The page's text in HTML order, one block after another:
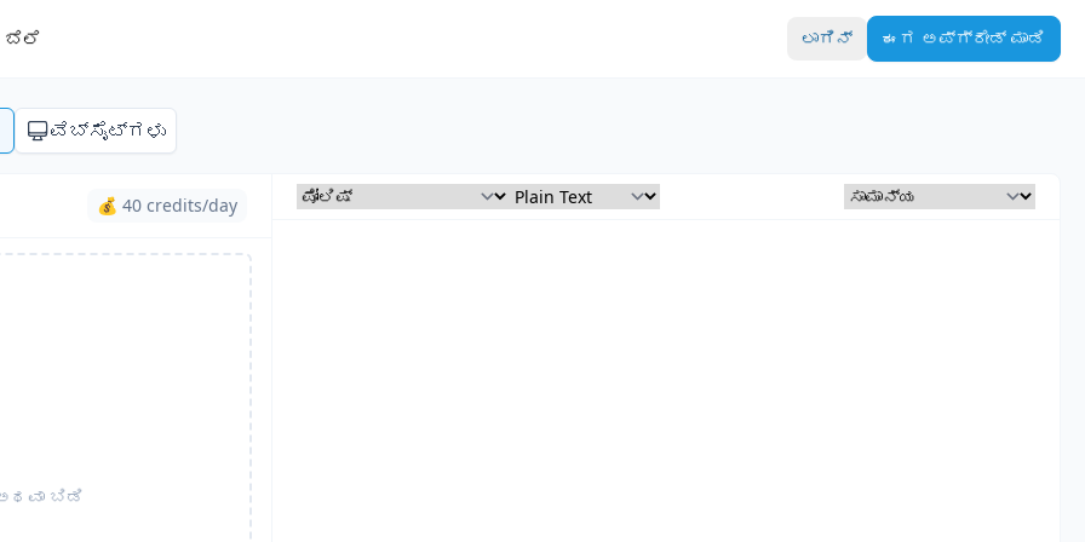
ಬೆಲೆ ಲಾಗಿನ್ ಈಗ ಅಪ್‌ಗ್ರೇಡ್ ಮಾಡಿ
ವೆಬ್‌ಸೈಟ್‌ಗಳು
💰 40 credits/day
ಬಿಡಿ